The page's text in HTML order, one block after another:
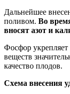
Дальнейшее
поливом. Во
вносят азот и
Фосфор
веществ
качество плодов.
Схема внесения